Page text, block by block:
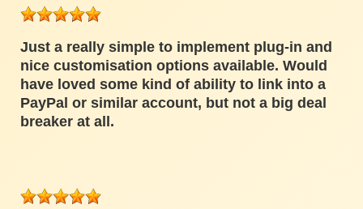
Just a really simple to implement plug-in and
nice customisation options available. Would
have loved some kind of ability to link into a
PayPal or similar account, but not a big deal
breaker at all.